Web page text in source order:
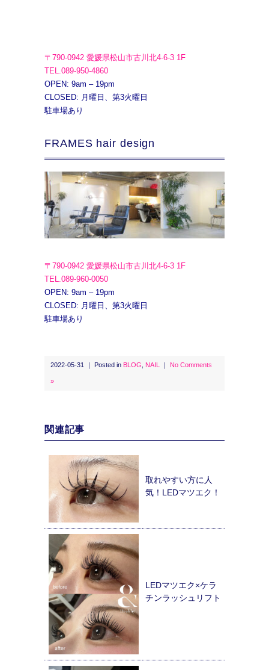
〒790-0942 愛媛県松山市古川北4-6-3 1F
TEL.089-950-4860
OPEN: 9am – 19pm
CLOSED: 月曜日、第3火曜日
駐車場あり
FRAMES hair design
〒790-0942 愛媛県松山市古川北4-6-3 1F
TEL.089-960-0050
OPEN: 9am – 19pm
CLOSED: 月曜日、第3火曜日
駐車場あり
2022-05-31 ｜ Posted in BLOG NAIL ｜ No Comments
»
関連記事
取れやすい方に人
気！LEDマツエク！
LEDマツエク×ケラ
チンラッシュリフト